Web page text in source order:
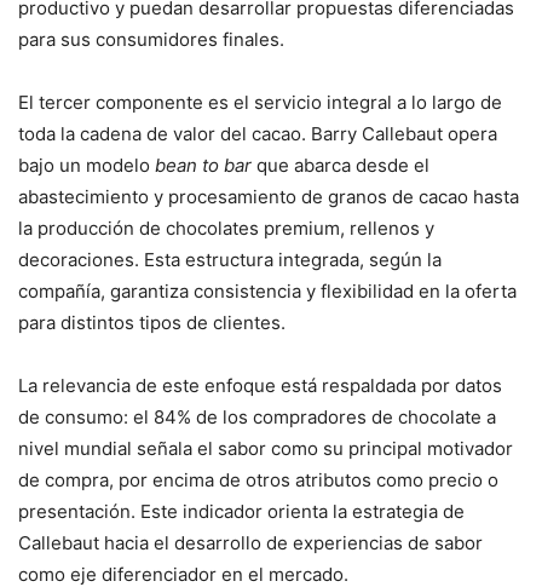
productivo y puedan desarrollar propuestas diferenciadas
para sus consumidores finales.
El tercer componente es el servicio integral a lo largo de
toda la cadena de valor del cacao. Barry Callebaut opera
bajo un modelo bean to bar que abarca desde el
abastecimiento y procesamiento de granos de cacao hasta
la producción de chocolates premium, rellenos y
decoraciones. Esta estructura integrada, según la
compañía, garantiza consistencia y flexibilidad en la oferta
para distintos tipos de clientes.
La relevancia de este enfoque está respaldada por datos
de consumo: el 84% de los compradores de chocolate a
nivel mundial señala el sabor como su principal motivador
de compra, por encima de otros atributos como precio o
presentación. Este indicador orienta la estrategia de
Callebaut hacia el desarrollo de experiencias de sabor
como eje diferenciador en el mercado.